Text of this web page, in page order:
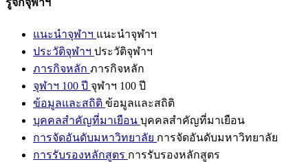
แนะนำจุฬาฯ แนะนำจุฬาฯ
ประวัติจุฬาฯ ประวัติจุฬาฯ
ภารกิจหลัก ภารกิจหลัก
จุฬาฯ 100 ปี จุฬาฯ 100 ปี
ข้อมูลและสถิติ ข้อมูลและสถิติ
บุคคลสำคัญที่มาเยือน บุคคลสำคัญที่มาเยือน
การจัดอันดับมหาวิทยาลัย การจัดอันดับมหาวิทยาลัย
การรับรองหลักสูตร การรับรองหลักสูตร